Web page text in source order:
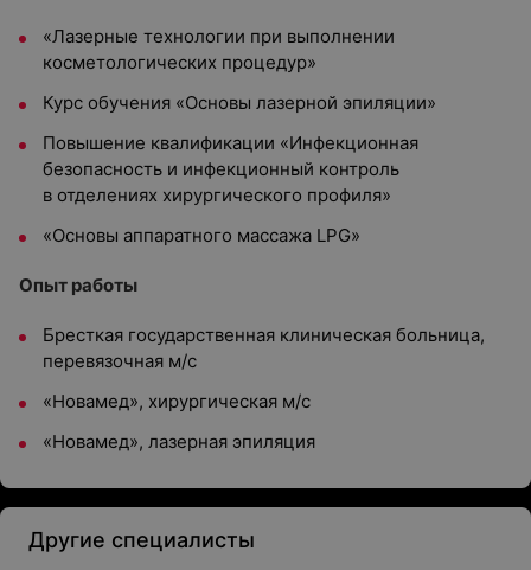
«Лазерные технологии при выполнении
косметологических процедур»
Курс обучения «Основы лазерной эпиляции»
Повышение квалификации «Инфекционная
безопасность и инфекционный контроль
в отделениях хирургического профиля»
«Основы аппаратного массажа LPG»
Опыт работы
Бресткая государственная клиническая больница,
перевязочная м/с
«Новамед», хирургическая м/с
«Новамед», лазерная эпиляция
Другие специалисты